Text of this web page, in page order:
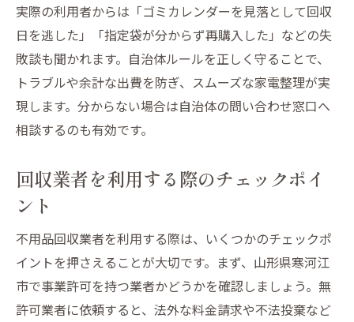
実際の利用者からは「ゴミカレンダーを見落として回収
日を逃した」「指定袋が分からず再購入した」などの失
敗談も聞かれます。自治体ルールを正しく守ることで、
トラブルや余計な出費を防ぎ、スムーズな家電整理が実
現します。分からない場合は自治体の問い合わせ窓口へ
相談するのも有効です。
回収業者を利用する際のチェックポイ
ント
不用品回収業者を利用する際は、いくつかのチェックポ
イントを押さえることが大切です。まず、山形県寒河江
市で事業許可を持つ業者かどうかを確認しましょう。無
許可業者に依頼すると、法外な料金請求や不法投棄など